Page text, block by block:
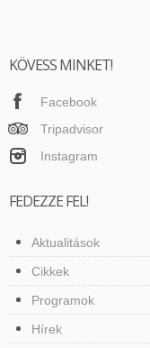
KÖVESS MINKET!
Facebook
Tripadvisor
Instagram
FEDEZZE FEL!
Aktualitások
Cikkek
Programok
Hírek